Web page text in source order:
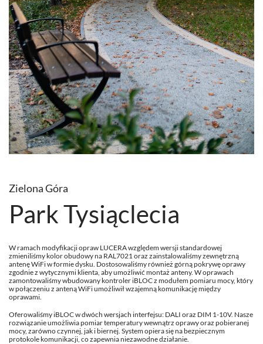
Zielona Góra
Park Tysiąclecia
W ramach modyfikacji opraw LUCERA względem wersji standardowej
zmieniliśmy kolor obudowy na RAL7021 oraz zainstalowaliśmy zewnętrzną
antenę WiFi w formie dysku. Dostosowaliśmy również górną pokrywę oprawy
zgodnie z wytycznymi klienta, aby umożliwić montaż anteny. W oprawach
zamontowaliśmy wbudowany kontroler iBLOC z modułem pomiaru mocy, który
w połączeniu z anteną WiFi umożliwił wzajemną komunikację między
oprawami.
Oferowaliśmy iBLOC w dwóch wersjach interfejsu: DALI oraz DIM 1-10V. Nasze
rozwiązanie umożliwia pomiar temperatury wewnątrz oprawy oraz pobieranej
mocy, zarówno czynnej, jak i biernej. System opiera się na bezpiecznym
protokole komunikacji, co zapewnia niezawodne działanie.